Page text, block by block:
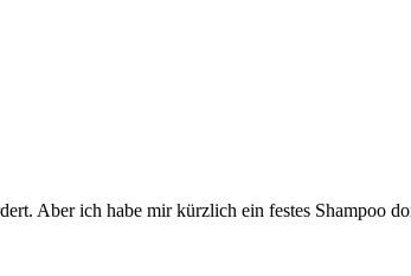
Aber ich habe mir kürzlich ein festes Shampoo